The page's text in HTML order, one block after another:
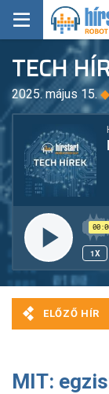
KEZDŐLAP
FRISS HÍREK
TECH HÍREK
FILM-ZENE-
PLAYLIST
MI AZ A
TECH
2025. május 15.◆
MIT: